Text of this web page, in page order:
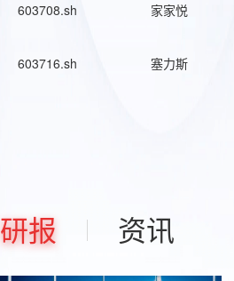
603708.sh 家家悦
603716.sh 塞力斯
研报 资讯